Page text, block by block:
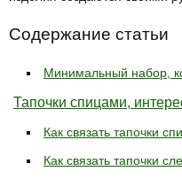
Содержание статьи
Минимальный набор,
Тапочки спицами,
Как связать тапочки
Как связать тапочки